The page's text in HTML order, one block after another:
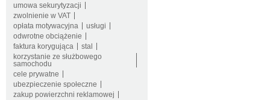
umowa sekurytyzacji
zwolnienie w VAT
opłata motywacyjna
usługi
odwrotne obciążenie
faktura korygująca
stal
korzystanie ze służbowego
samochodu
cele prywatne
ubezpieczenie społeczne
zakup powierzchni reklamowej